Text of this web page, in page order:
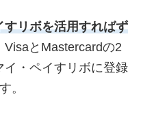
すリボを活用すればず
VisaとMastercardの2
・ペイすリボに登録
。